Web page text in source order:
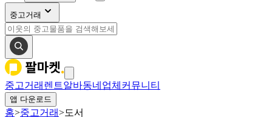
중고거래
중고거래 렌트알바동네업체 커뮤니티
앱 다운로드
홈>중고거래>도서